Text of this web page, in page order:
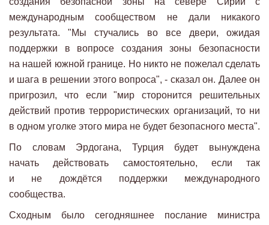
международным сообществом не дали никакого
результата. "Мы стучались во все двери, ожидая
поддержки в вопросе создания зоны безопасности
на нашей южной границе. Но никто не пожелал сделать
и шага в решении этого вопроса", - сказал он. Далее он
пригрозил, что если "мир сторонится решительных
действий против террористических организаций, то ни
в одном уголке этого мира не будет безопасного места".
По словам Эрдогана, Турция будет вынуждена
начать действовать самостоятельно, если так
и не дождётся поддержки международного
сообщества.
Сходным было сегодняшнее послание министра